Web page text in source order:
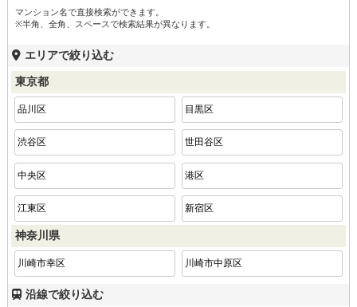
マンション名で直接検索ができます。
※半角、全角、スペースで検索結果が異なります。
エリアで絞り込む
東京都
品川区 目黒区
渋谷区 世田谷区
中央区 港区
江東区 新宿区
神奈川県
川崎市幸区 川崎市中原区
沿線で絞り込む